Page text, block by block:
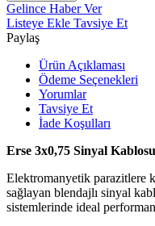
Gelince Haber Ver
Listeye Ekle Tavsiye Et
Paylaş
Ürün Açıklaması
Ödeme Seçenekleri
Yorumlar
Tavsiye Et
İade Koşulları
Erse 3x0,75 Sinyal
Elektromanyetik parazitlere
sağlayan blendajlı sinyal
sistemlerinde ideal